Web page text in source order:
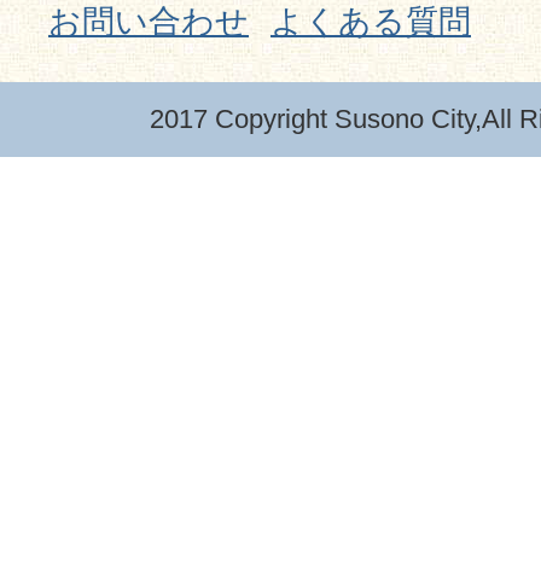
お問い合わせ
よくある質問
2017 Copyright Susono City,All